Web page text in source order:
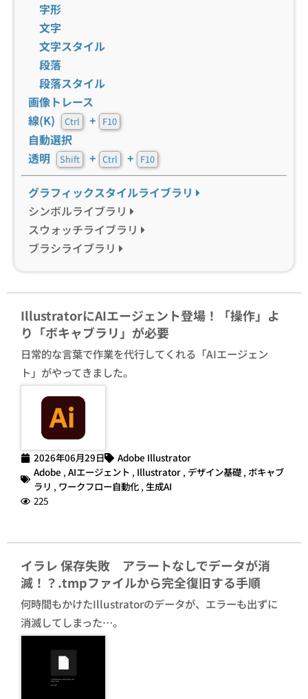
字形
文字
文字スタイル
段落
段落スタイル
画像トレース
線(K)
Ctrl + F10
自動選択
透明
Shift + Ctrl + F10
グラフィックスタイルライブラリ
シンボルライブラリ
スウォッチライブラリ
ブラシライブラリ
IllustratorにAIエージェント登場！「操作」よ
り「ボキャブラリ」が必要
日常的な言葉で作業を代行してくれる「AIエージェン
ト」がやってきました。
2026年06月29日
Adobe Illustrator
Adobe , AIエージェント , Illustrator , デザイン基礎 , ボキャブ
ラリ , ワークフロー自動化 , 生成AI
225
イラレ 保存失敗 アラートなしでデータが消
滅！？.tmpファイルから完全復旧する手順
何時間もかけたIllustratorのデータが、エラーも出ずに
消滅してしまった…。